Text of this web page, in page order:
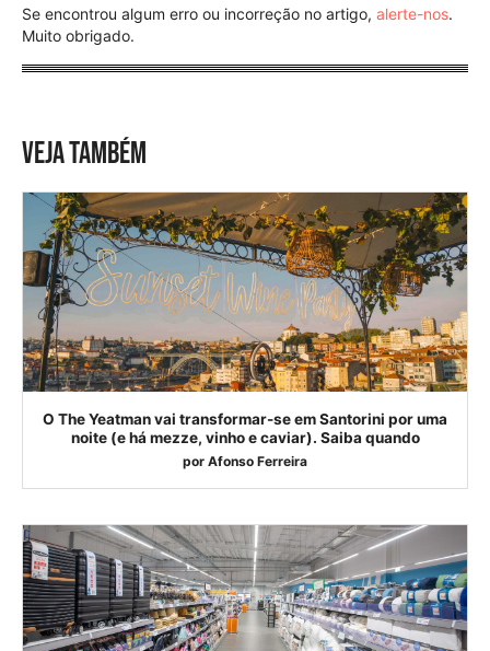
Se encontrou algum erro ou incorreção no artigo, alerte-nos.
Muito obrigado.
VEJA TAMBÉM
O The Yeatman vai transformar-se em Santorini por uma
noite (e há mezze, vinho e caviar). Saiba quando
por Afonso Ferreira